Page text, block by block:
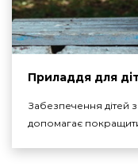
Приладдя для
Забезпечення дітей
допомагає покращити